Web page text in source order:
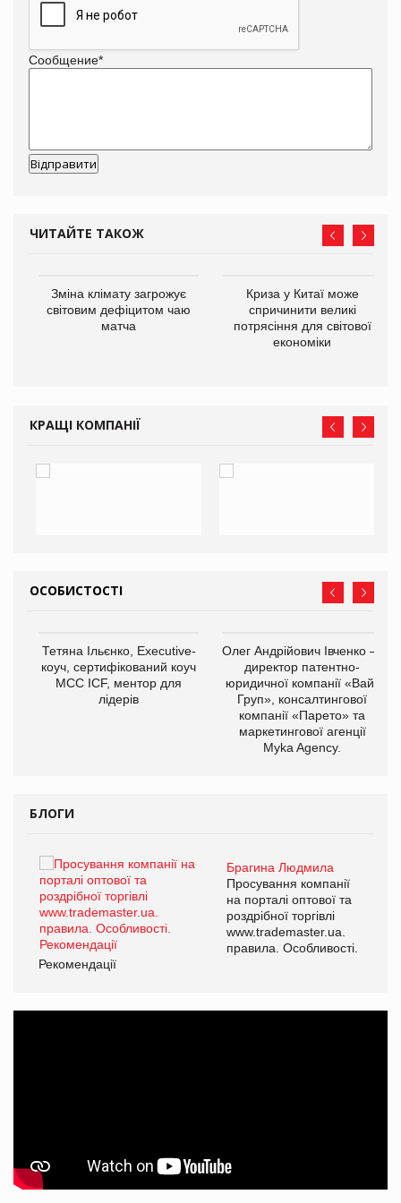
Сообщение*
ЧИТАЙТЕ ТАКОЖ
Зміна клімату загрожує
світовим дефіцитом чаю
матча
Криза у Китаї може
спричинити великі
потрясіння для світової
економіки
КРАЩІ КОМПАНІЇ
ОСОБИСТОСТІ
Тетяна Ільєнко, Executive-
коуч, сертифікований коуч
МСС ICF, ментор для
лідерів
Олег Андрійович Івченко —
директор патентно-
юридичної компанії «Вайз
Груп», консалтингової
компанії «Парето» та
маркетингової агенції
Myka Agency.
БЛОГИ
Брагина Людмила
Просування компанії
на порталі оптової та
роздрібної торгівлі
www.trademaster.ua.
правила. Особливості.
Рекомендації